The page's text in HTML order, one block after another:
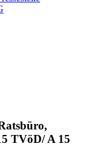
TVöD/ A 15